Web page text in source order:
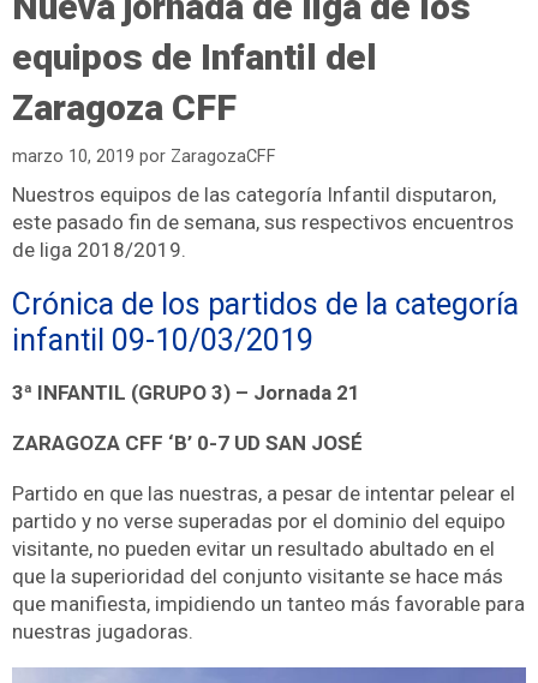
equipos de Infantil del
Zaragoza CFF
marzo 10, 2019 por ZaragozaCFF
Nuestros equipos de las categoría Infantil disputaron,
este pasado fin de semana, sus respectivos encuentros
de liga 2018/2019.
Crónica de los partidos de la categoría
infantil 09-10/03/2019
3ª INFANTIL (GRUPO 3) – Jornada 21
ZARAGOZA CFF ‘B’ 0-7 UD SAN JOSÉ
Partido en que las nuestras, a pesar de intentar pelear el
partido y no verse superadas por el dominio del equipo
visitante, no pueden evitar un resultado abultado en el
que la superioridad del conjunto visitante se hace más
que manifiesta, impidiendo un tanteo más favorable para
nuestras jugadoras.